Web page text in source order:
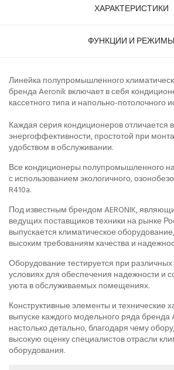
ХАРАКТЕРИСТИКИ
ФУНКЦИИ И РЕЖИМЫ
Линейка полупромышленного
бренда Aeronik включает в себя
кассетного типа и напольно-потолочного
Каждая серия кондиционеров отличается
энергоффективности, простотой при
удобством в обслуживании.
Все кондиционеры полупромышленного
с использованием экологичного,
R410a.
Под известным брендом AERONIK,
ведущих поставщиков техники на рынке
выпускается климатическое
высоким требованиям качества и
Оборудование тестируется при
условиях для обеспечения надежности и
уюта в обслуживаемых помещениях.
Конструктивные элементы и технические
выпуске каждого модельного ряда бренда
настолько детально, благодаря чему
высокую оценку специалистов отрасли
оборудования.